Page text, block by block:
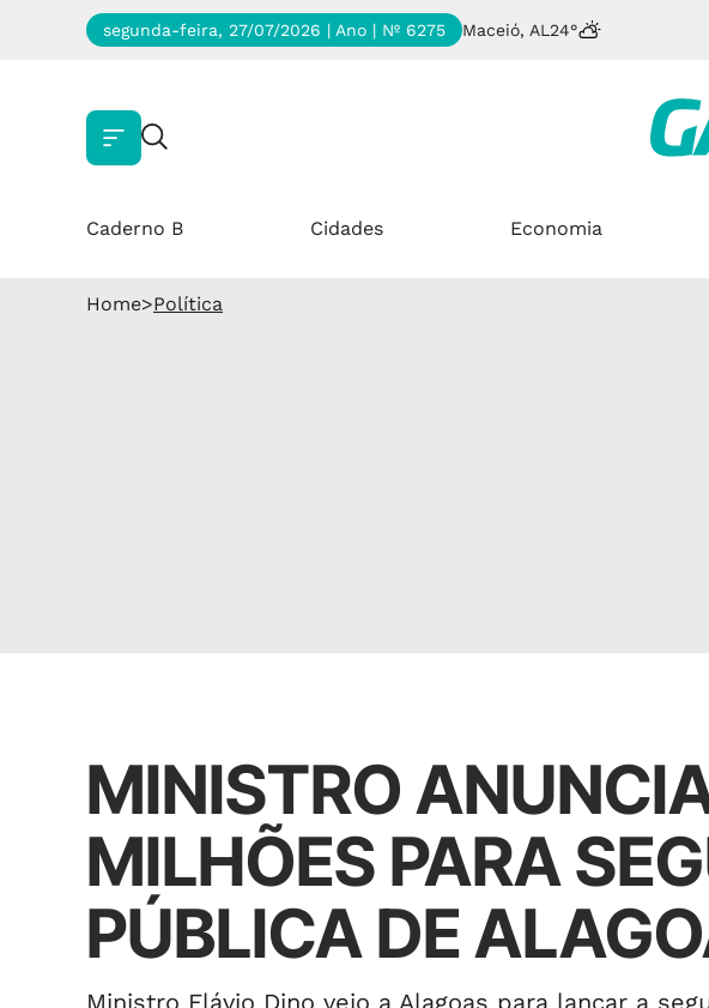
segunda-feira, 27/07/2026 | Ano | Nº 6275 Maceió, AL 24°
Caderno B Cidades Economia
Home>Política
MINISTRO
MILHÕES PARA
PÚBLICA DE
Ministro Flávio Dino veio a Alagoas para lançar a